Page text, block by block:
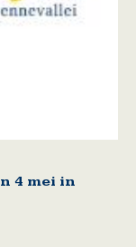
4 mei in